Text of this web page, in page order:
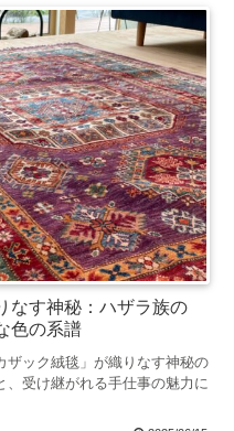
なす神秘：ハザラ族の
色の系譜
ザック絨毯」が織りなす神秘の
受け継がれる手仕事の魅力に